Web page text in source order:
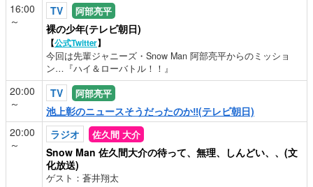
16:00
～
TV 阿部亮平
裸の少年(テレビ朝日)
【公式Twitter】
今回は先輩ジャニーズ・Snow Man 阿部亮平からのミッショ
ン…『ハイ＆ローバトル！！』
20:00
～
TV 阿部亮平
池上彰のニュースそうだったのか‼(テレビ朝日)
20:00
～
ラジオ 佐久間 大介
Snow Man 佐久間大介の待って、無理、しんどい、、(文
化放送)
ゲスト：蒼井翔太